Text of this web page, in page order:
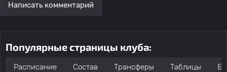
Написать комментарий
Популярные страницы клуба:
Расписание Состав Трансферы Таблицы